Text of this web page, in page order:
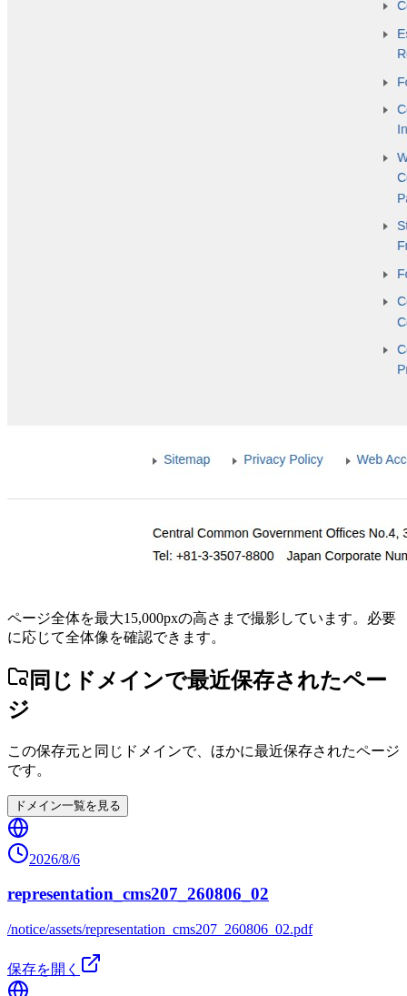
ページ全体を最大15,000pxの高さまで撮影しています。必要
に応じて全体像を確認できます。
同じドメインで最近保存されたペー
ジ
この保存元と同じドメインで、ほかに最近保存されたページ
です。
ドメイン一覧を見る
2026/8/6
representation_cms207_260806_02
/notice/assets/representation_cms207_260806_02.pdf
保存を開く